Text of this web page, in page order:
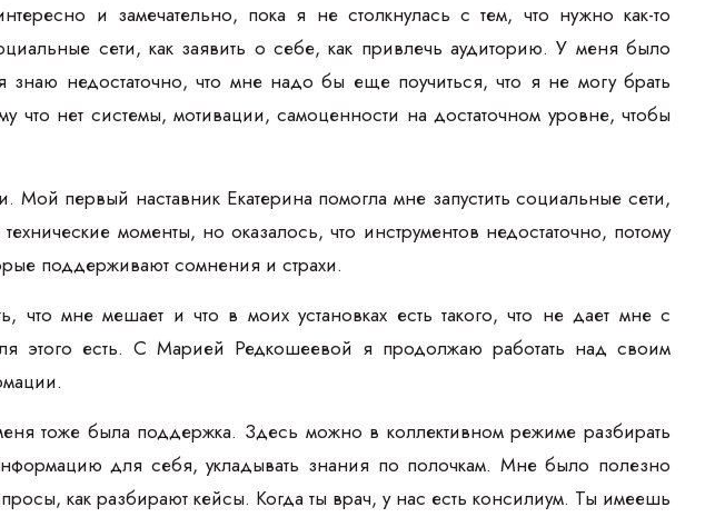
и замечательно, пока я не столкнулась с тем, что нужно как-то
сети, как заявить о себе, как привлечь аудиторию. У меня было
знаю недостаточно, что мне надо бы еще поучиться, что я не могу брать
что нет системы, мотивации, самоценности на достаточном уровне, чтобы
первый наставник Екатерина помогла мне запустить социальные сети,
моменты, но оказалось, что инструментов недостаточно, потому
поддерживают сомнения и страхи.
что мне мешает и что в моих установках есть такого, что не дает мне с
этого есть. С Марией Редкошеевой я продолжаю работать над своим
тоже была поддержка. Здесь можно в коллективном режиме разбирать
для себя, укладывать знания по полочкам. Мне было полезно
как разбирают кейсы. Когда ты врач, у нас есть консилиум. Ты имеешь